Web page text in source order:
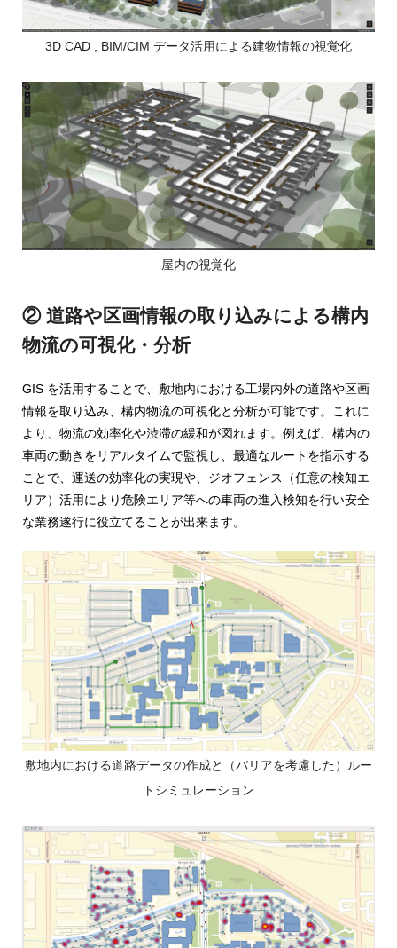
ム
ESRI
ジ
ャ
パ
ン
3D CAD , BIM/CIM データ活用による建物情報の視覚化
屋内の視覚化
② 道路や区画情報の取り込みによる構内
物流の可視化・分析
GIS を活用することで、敷地内における工場内外の道路や区画
情報を取り込み、構内物流の可視化と分析が可能です。これに
より、物流の効率化や渋滞の緩和が図れます。例えば、構内の
車両の動きをリアルタイムで監視し、最適なルートを指示する
ことで、運送の効率化の実現や、ジオフェンス（任意の検知エ
リア）活用により危険エリア等への車両の進入検知を行い安全
な業務遂行に役立てることが出来ます。
敷地内における道路データの作成と（バリアを考慮した）ルー
トシミュレーション